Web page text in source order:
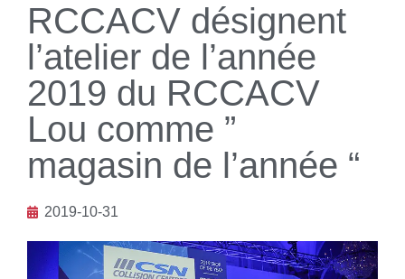
RCCACV désignent
l’atelier de l’année
2019 du RCCACV
Lou comme ”
magasin de l’année “
2019-10-31